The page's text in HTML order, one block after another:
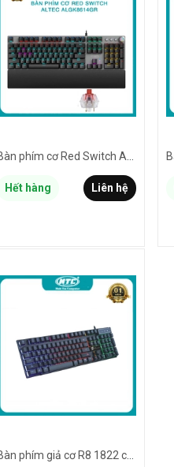
Hết hàng Liên hệ
Bàn phím giả cơ R8 1822 chuyên Game tích hợp đèn led (Đen)